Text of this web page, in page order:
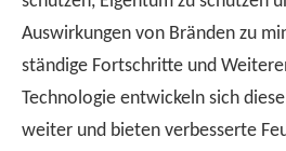
Auswirkungen von Bränden zu
ständige Fortschritte und
Technologie entwickeln sich
weiter und bieten verbesserte